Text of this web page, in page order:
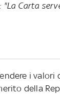
Carta
i valori
della